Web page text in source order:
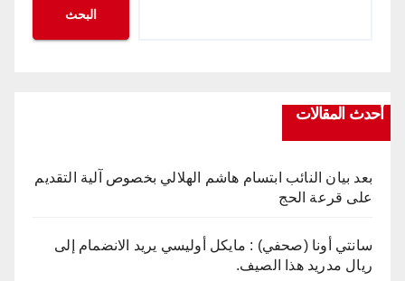
البحث
أحدث المقالات
بعد بيان النائب ابتسام هاشم الهلالي بخصوص آلية التقديم
على قرعة الحج
سانتي أونا (صحفي) : مايكل أوليسي يريد الانضمام إلى
ريال مدريد هذا الصيف.